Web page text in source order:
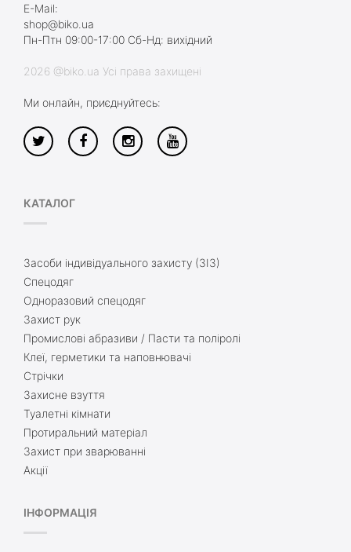
E-Mail:
shop@biko.ua
Пн-Птн 09:00-17:00 Сб-Нд: вихідний
2026 @biko.ua Усі права захищені
Ми онлайн, приєднуйтесь:
КАТАЛОГ
Засоби індивідуального захисту (ЗІЗ)
Спецодяг
Одноразовий спецодяг
Захист рук
Промислові абразиви / Пасти та поліролі
Клеї, герметики та наповнювачі
Стрічки
Захисне взуття
Туалетні кімнати
Протиральний матеріал
Захист при зварюванні
Акції
ІНФОРМАЦІЯ